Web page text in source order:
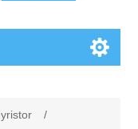
/